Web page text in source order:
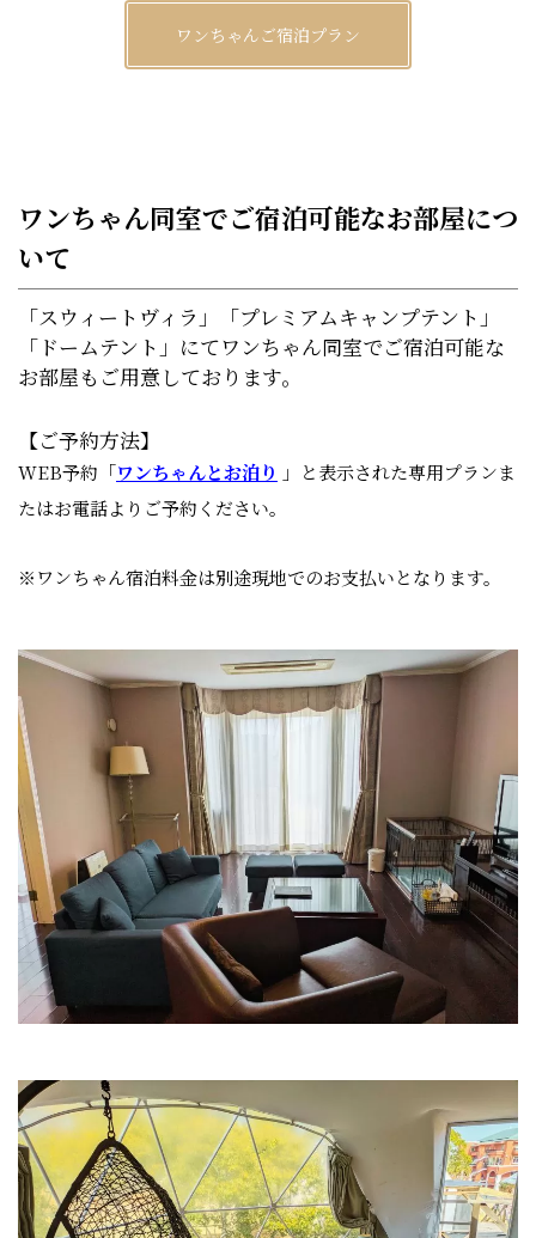
ワンちゃんご宿泊プラン
ワンちゃん同室でご宿泊可能なお部屋につ
いて
「スウィートヴィラ」「プレミアムキャンプテント」
「ドームテント」にてワンちゃん同室でご宿泊可能な
お部屋もご用意しております。
【ご予約方法】
WEB予約「ワンちゃんとお泊り 」と表示された専用プランま
たはお電話よりご予約ください。
※ワンちゃん宿泊料金は別途現地でのお支払いとなります。